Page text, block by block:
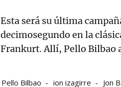
Esta será su última
decimosegundo en la
Frankurt. Allí, Pello Bilbao
Pello Bilbao ion izagirre Jon